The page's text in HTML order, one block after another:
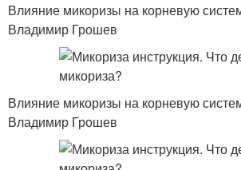
Влияние микоризы на корневую
Владимир Грошев
Влияние микоризы на корневую
Владимир Грошев